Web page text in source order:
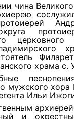
чина
храма
мужского хора
Ильи
и